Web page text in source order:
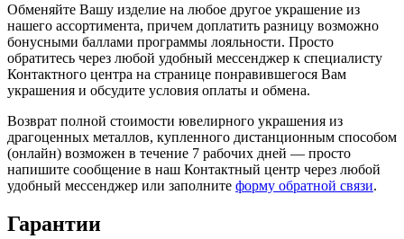
Обменяйте Вашу изделие на любое другое украшение из
нашего ассортимента, причем доплатить разницу возможно
бонусными баллами программы лояльности. Просто
обратитесь через любой удобный мессенджер к специалисту
Контактного центра на странице понравившегося Вам
украшения и обсудите условия оплаты и обмена.
Возврат полной стоимости ювелирного украшения из
драгоценных металлов, купленного дистанционным способом
(онлайн) возможен в течение 7 рабочих дней — просто
напишите сообщение в наш Контактный центр через любой
удобный мессенджер или заполните форму обратной связи.
Гарантии